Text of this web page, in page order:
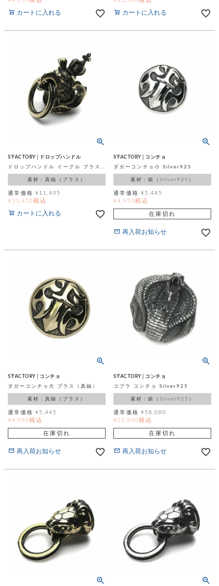
カートに入れる カートに入れる
S'FACTORY│ドロップハンドル
素材：真鍮（ブラス）
通常価格 ¥ 11,495
¥ 10,450税込
カートに入れる
S'FACTORY│コンチョ
ダガーコンチョ小 Silver925
素材：銀（Silver925）
通常価格 ¥ 5,445
¥4,950税込
在庫切れ
再入荷お知らせ
S'FACTORY│コンチョ
ダガーコンチョ大 ブラス（真鍮）
素材：真鍮（ブラス）
通常価格 ¥ 5,445
¥4,950税込
在庫切れ
再入荷お知らせ
S'FACTORY│コンチョ
コブラ コンチョ Silver925
素材：銀（Silver925）
通常価格 ¥ 58,080
¥ 52,800税込
在庫切れ
再入荷お知らせ